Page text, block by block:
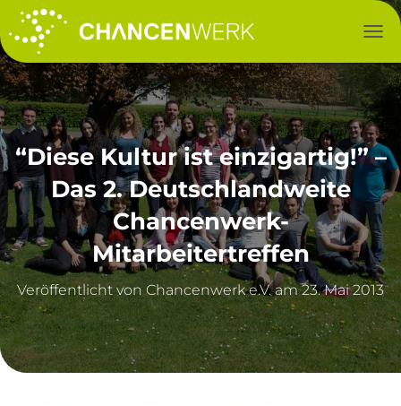
“Diese Kultur ist einzigartig!” –
Das 2. Deutschlandweite
Chancenwerk-
Mitarbeitertreffen
Veröffentlicht von am23. Mai 2013